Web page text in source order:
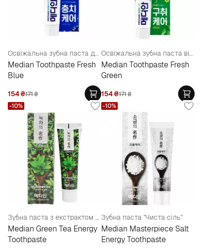
Освіжальна зубна паста для профілактики карієсу
Median Toothpaste Fresh
Blue
154₴171₴
Освіжальна зубна паста від неприємного запаху з рота
Median Toothpaste Fresh
Green
154₴171₴
Зубна паста з екстрактом зеленого чаю
Median Green Tea Energy
Toothpaste
-10%
Зубна паста "Чиста сіль"
Median Masterpiece Salt
Energy Toothpaste
-10%